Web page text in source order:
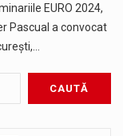
EURO 2024,
Pascual a convocat